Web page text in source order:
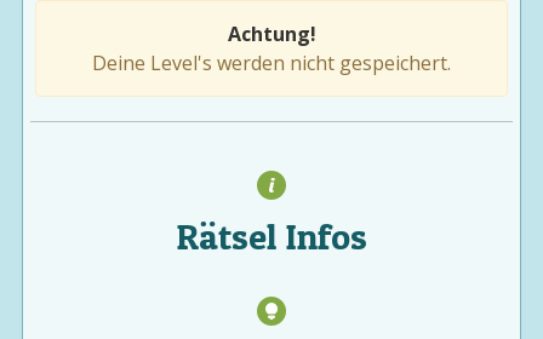
Achtung!
Deine Level's werden nicht gespeichert.
Rätsel Infos